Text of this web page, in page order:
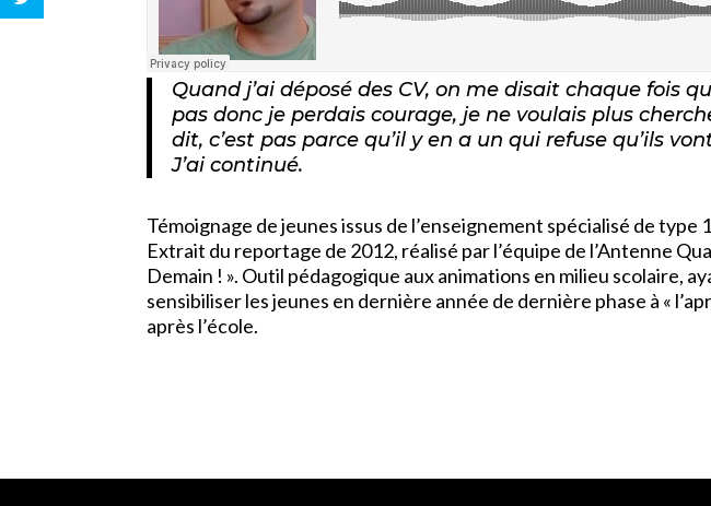
Quand j’ai déposé des CV, on me disait chaque fois
pas donc je perdais courage, je ne voulais plus
dit, c’est pas parce qu’il y en a un qui refuse qu’ils
J’ai continué.
Témoignage de jeunes issus de l’enseignement spécialisé de type
Extrait du reportage de 2012, réalisé par l’équipe de l’Antenne
Demain ! ». Outil pédagogique aux animations en milieu scolaire,
sensibiliser les jeunes en dernière année de dernière phase à «
après l’école.